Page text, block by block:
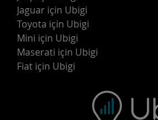
Jaguar için Ubigi
Toyota için Ubigi
Mini için Ubigi
Maserati için Ubigi
Fiat için Ubigi